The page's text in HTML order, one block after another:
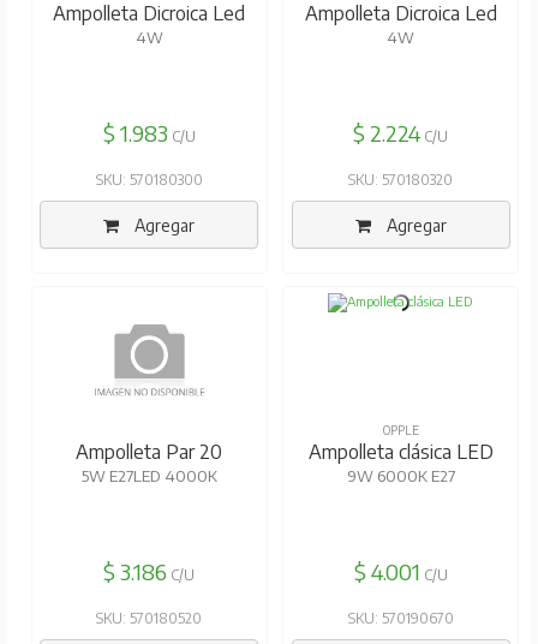
Ampolleta Dicroica Led
4W
$ 1.983 C/U
SKU: 570180300
Agregar
Ampolleta Dicroica Led
4W
$ 2.224 C/U
SKU: 570180320
Agregar
Ampolleta Par 20
5W E27LED 4000K
$ 3.186 C/U
SKU: 570180520
OPPLE
Ampolleta clásica LED
9W 6000K E27
$ 4.001 C/U
SKU: 570190670